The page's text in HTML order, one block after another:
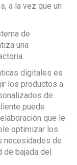
a la vez que un
de
una
digitales es
los productos a
de
puede
que le
optimizar los
necesidades de
de bajada del